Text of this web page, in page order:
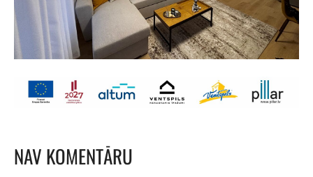
NAV KOMENTĀRU